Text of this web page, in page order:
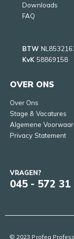
Downloads
FAQ
BTW
KvK 58869158
OVER ONS
Over Ons
Stage & Vacatures
Algemene
Privacy Statement
VRAGEN?
045 - 572 31
© 2023 Profeq